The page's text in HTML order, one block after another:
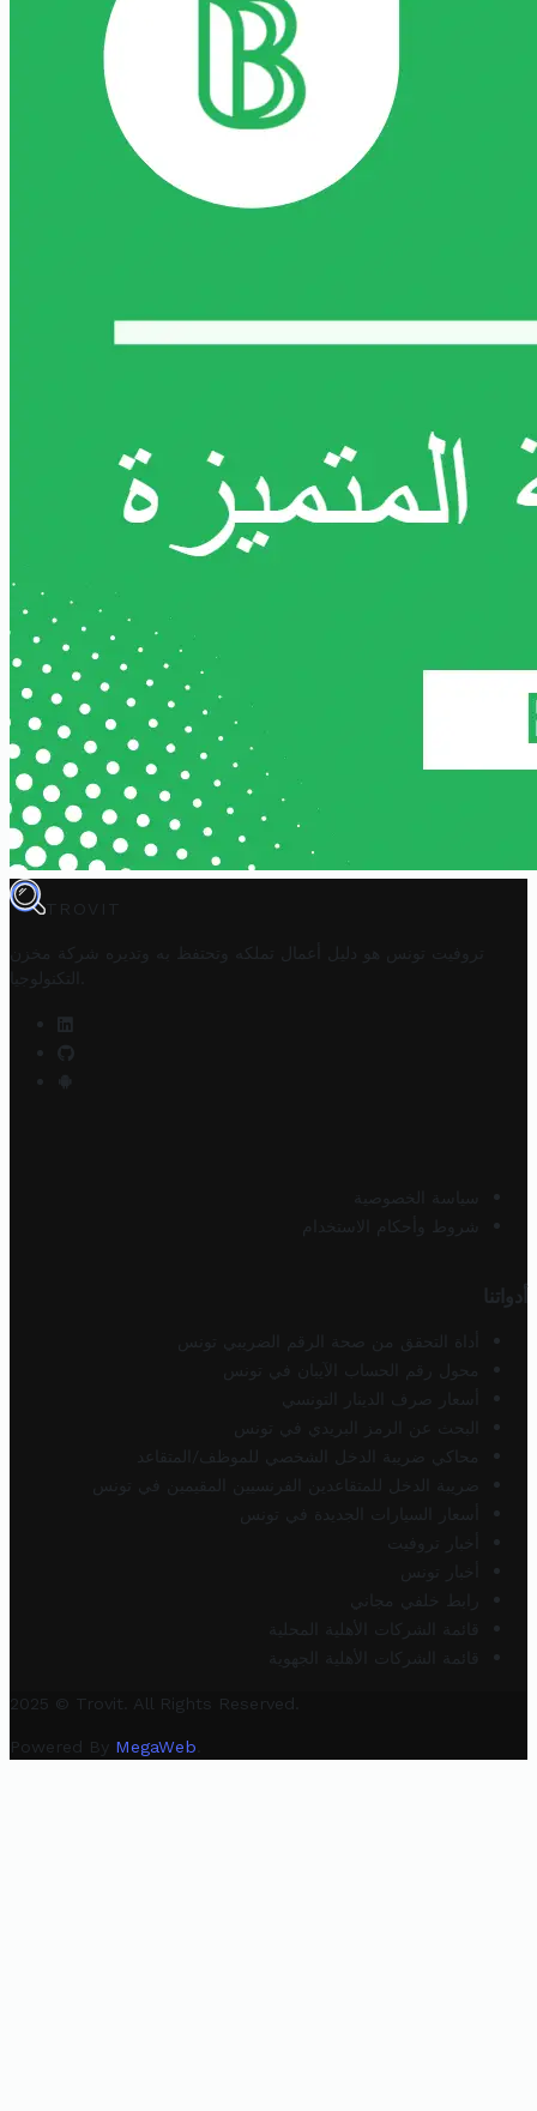
TROVIT
تروفيت تونس هو دليل أعمال تملكه وتحتفظ به وتديره
شركة مخزن
التكنولوجيا
سياسة الخصوصية
شروط وأحكام الاستخدام
أدواتنا
أداة التحقق من صحة الرقم الضريبي تونس
محول رقم الحساب الآيبان في تونس
أسعار صرف الدينار التونسي
البحث عن الرمز البريدي في تونس
محاكي ضريبة الدخل الشخصي للموظف/المتقاعد
ضريبة الدخل للمتقاعدين الفرنسيين المقيمين في تونس
أسعار السيارات الجديدة في تونس
أخبار تروفيت
أخبار تونس
رابط خلفي مجاني
قائمة الشركات الأهلية المحلية
قائمة الشركات الأهلية الجهوية
2025 © Trovit. All Rights Reserved.
Powered By MegaWeb